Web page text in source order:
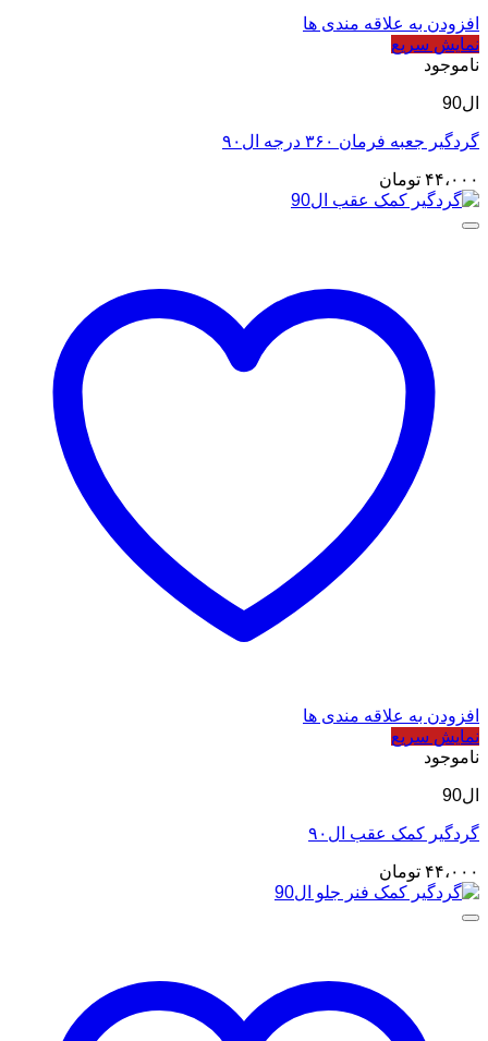
افزودن به علاقه مندی ها
نمایش سریع
ناموجود
ال90
گردگیر جعبه فرمان ۳۶۰ درجه ال۹۰
۴۴،۰۰۰ تومان
افزودن به علاقه مندی ها
نمایش سریع
ناموجود
ال90
گردگیر کمک عقب ال۹۰
۴۴،۰۰۰ تومان